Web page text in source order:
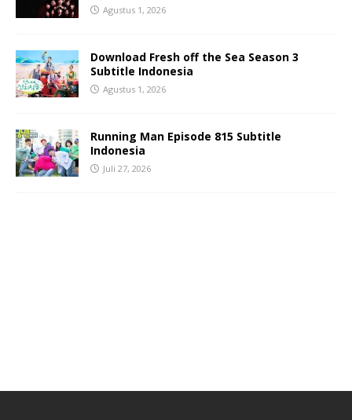
Agustus 1, 2026
Download Fresh off the Sea Season 3
Subtitle Indonesia
Agustus 1, 2026
Running Man Episode 815 Subtitle
Indonesia
Juli 27, 2026